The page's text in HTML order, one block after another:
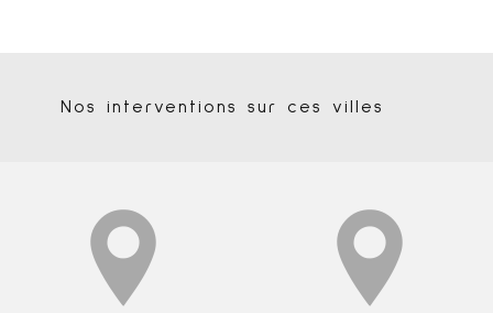
Nos interventions sur ces villes